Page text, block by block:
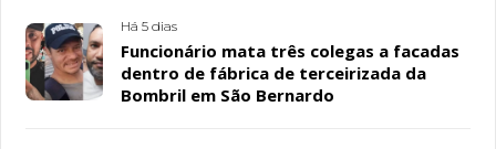
Há 5 dias
Funcionário mata três colegas a facadas
dentro de fábrica de terceirizada da
Bombril em São Bernardo